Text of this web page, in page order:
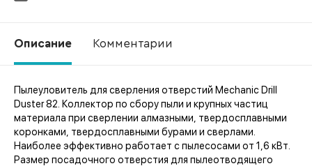
Описание Комментарии
Пылеуловитель для сверления отверстий Mechanic Drill
Duster 82. Коллектор по сбору пыли и крупных частиц
материала при сверлении алмазными, твердосплавными
коронками, твердосплавными бурами и сверлами.
Наиболее эффективно работает с пылесосами от 1,6 кВт.
Размер посадочного отверстия для пылеотводящего